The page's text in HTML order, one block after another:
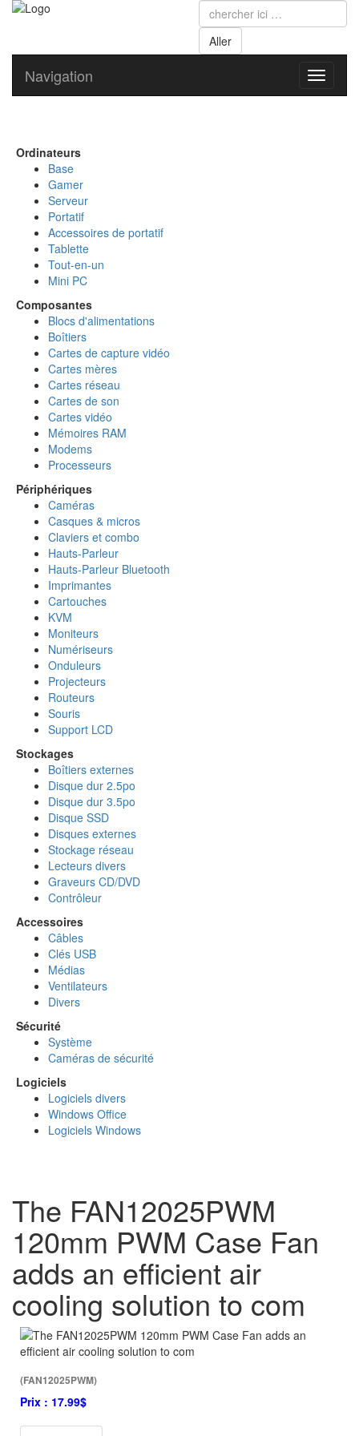
Toggle
Navigation
Ordinateurs
Base
Gamer
Serveur
Portatif
Accessoires de portatif
Tablette
Tout-en-un
Mini PC
Composantes
Blocs d'alimentations
Boîtiers
Cartes de capture vidéo
Cartes mères
Cartes réseau
Cartes de son
Cartes vidéo
Mémoires RAM
Modems
Processeurs
Périphériques
Caméras
Casques & micros
Claviers et combo
Hauts-Parleur
Hauts-Parleur Bluetooth
Imprimantes
Cartouches
KVM
Moniteurs
Numériseurs
Onduleurs
Projecteurs
Routeurs
Souris
Support LCD
Stockages
Boîtiers externes
Disque dur 2.5po
Disque dur 3.5po
Disque SSD
Disques externes
Stockage réseau
Lecteurs divers
Graveurs CD/DVD
Contrôleur
Accessoires
Câbles
Clés USB
Médias
Ventilateurs
Divers
Sécurité
Système
Caméras de sécurité
Logiciels
Logiciels divers
Windows Office
Logiciels Windows
The FAN12025PWM
120mm PWM Case Fan
adds an efficient air
cooling solution to com
(FAN12025PWM)
Prix : 17.99$